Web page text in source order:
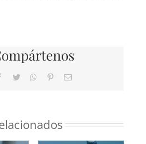
Facebook
Twitter WhatsApp
PinterestCorreo